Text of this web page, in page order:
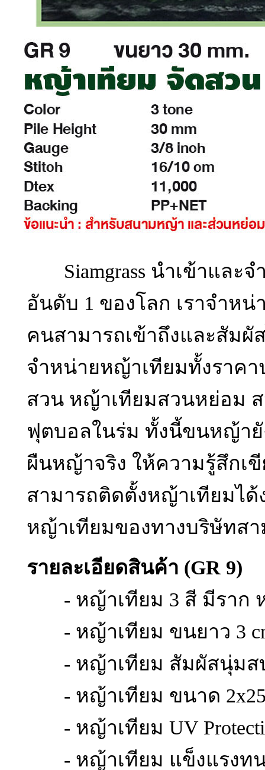
Siamgrass นำเข้าและ
อันดับ 1 ของโลก เราจำห
คนสามารถเข้าถึงและสัม
จำหน่ายหญ้าเทียมทั้งราค
สวน หญ้าเทียมสวนหย่อม
ฟุตบอลในร่ม ทั้งนี้ขนหญ้า
ผืนหญ้าจริง ให้ความรู้สึกเ
สามารถติดตั้งหญ้าเทียมไ
หญ้าเทียมของทางบริษัทส
รายละเอียดสินค้า (GR 9)
- หญ้าเทียม 3 สี มีราก
- หญ้าเทียม ขนยาว 3
- หญ้าเทียม สัมผัสนุ่มส
- หญ้าเทียม ขนาด 2x25
- หญ้าเทียม UV
- หญ้าเทียม แข็งแรงทน